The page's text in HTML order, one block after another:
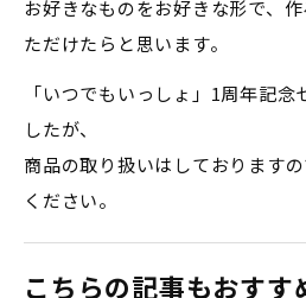
お好きなものをお好きな形で、
ただけたらと思います。
「いつでもいっしょ」1周年記
したが、
商品の取り扱いはしております
ください。
こちらの記事もおすす